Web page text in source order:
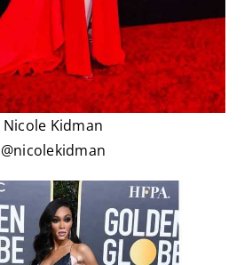
Nicole Kidman
@nicolekidman